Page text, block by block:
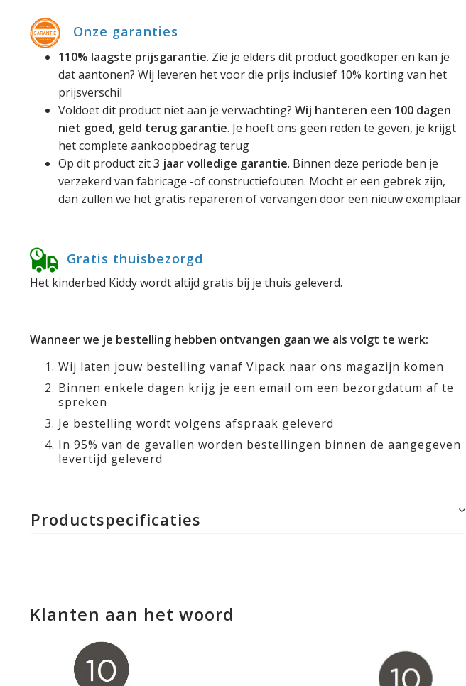
Onze garanties
110% laagste prijsgarantie. Zie je elders dit product goedkoper en kan je
dat aantonen? Wij leveren het voor die prijs inclusief 10% korting van het
prijsverschil
Voldoet dit product niet aan je verwachting? Wij hanteren een 100 dagen
niet goed, geld terug garantie. Je hoeft ons geen reden te geven, je krijgt
het complete aankoopbedrag terug
Op dit product zit3 jaar volledige garantie. Binnen deze periode ben je
verzekerd van fabricage -of constructiefouten. Mocht er een gebrek zijn,
dan zullen we het gratis repareren of vervangen door een nieuw exemplaar
Gratis thuisbezorgd
Het kinderbed Kiddy wordt altijd gratis bij je thuis geleverd.
Wanneer we je bestelling hebben ontvangen gaan we als volgt te werk:
Wij laten jouw bestelling vanaf Vipack naar ons magazijn komen
Binnen enkele dagen krijg je een email om een bezorgdatum af te
spreken
Je bestelling wordt volgens afspraak geleverd
In 95% van de gevallen worden bestellingen binnen de aangegeven
levertijd geleverd
Productspecificaties
Klanten aan het woord